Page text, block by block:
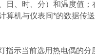
、时、分）和温度值
算机与仪表间*的数据传
指示当前选用热电偶的